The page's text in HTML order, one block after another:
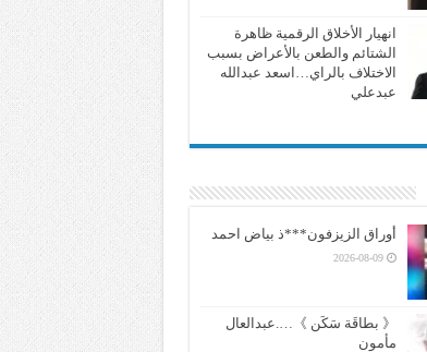
انهيار الأخلاق الرقمية ظاهرة
الشتائم والطعن بالأعراض بسبب
الاختلاف بالراي…اسعد عبدالله
عبدعلي
أوراق الزيزفون***ذ بياض احمد
2026-08-09
《 بطاقَة سَكَن 》….عبدالعال
مأمون